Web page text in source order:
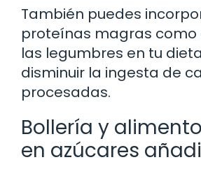
También puedes
proteínas magras como
las legumbres en tu
disminuir la ingesta de
procesadas.
Bollería y
en azúcares